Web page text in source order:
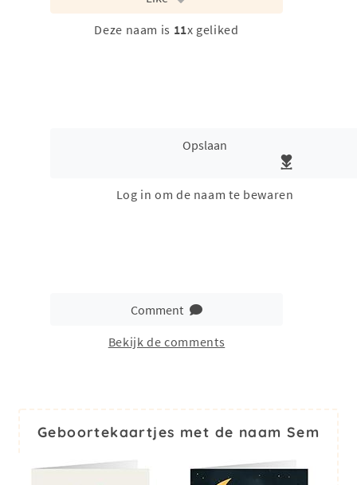
Deze naam is 11x geliked
Opslaan
Log in om de naam te bewaren
Comment
Bekijk de comments
Geboortekaartjes met de naam Sem